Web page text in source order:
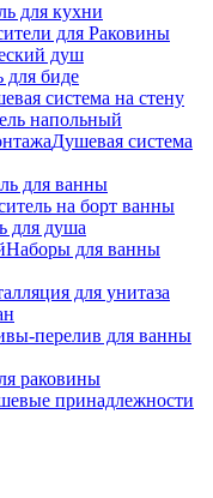
для кухни
для Раковины
душ
для биде
система на стену
напольный
Душевая система
для ванны
на борт ванны
для душа
Наборы для ванны
для унитаза
перелив для ванны
раковины
принадлежности